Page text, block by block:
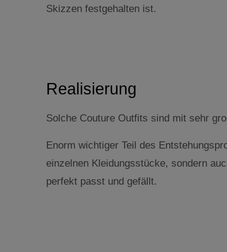
Skizzen festgehalten ist.
Realisierung
Solche Couture Outfits sind mit sehr
Enorm wichtiger Teil des
einzelnen Kleidungsstücke, sondern
perfekt passt und gefällt.